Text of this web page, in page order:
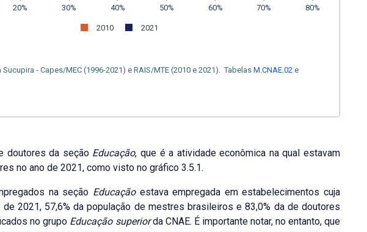
20% 30% 40% 50% 60% 70% 80%
2010 2021
- Capes/MEC (1996-2021) e RAIS/MTE (2010 e 2021). Tabelas M.CNAE.02 e
doutores da seção Educação, que é a atividade econômica na qual estavam
no ano de 2021, como visto no gráfico 3.5.1.
na seção Educaçãoestava empregada em estabelecimentos cuja
de 2021, 57,6% da população de mestres brasileiros e 83,0% da de doutores
no grupo Educação superiorda CNAE. É importante notar, no entanto, que